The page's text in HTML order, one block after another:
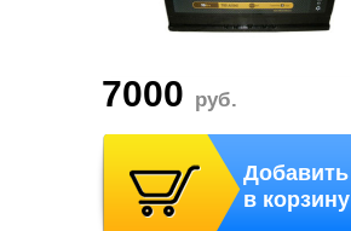
7000 руб.
Добавить
в корзину